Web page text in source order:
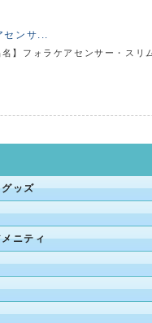
センサ...
名】フォラケアセンサー・スリ
ッズ
ニティ